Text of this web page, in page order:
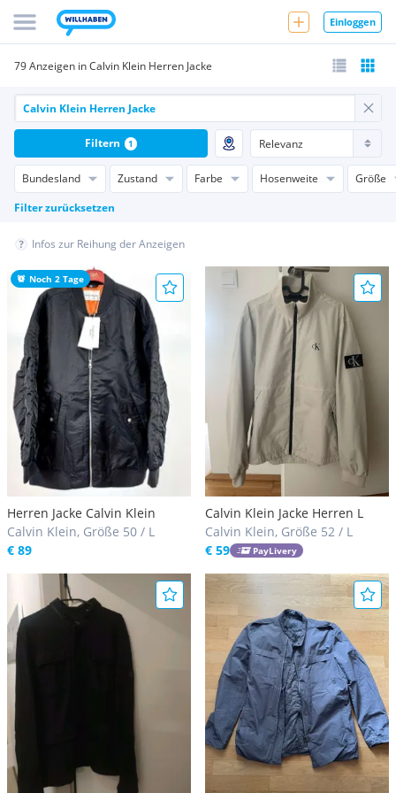
Einloggen
79 Anzeigen in Calvin Klein Herren Jacke
Bundesland Zustand Farbe Hosenweite
Größe
Filter zurücksetzen
Filtern 1
Infos zur Reihung der Anzeigen
Noch 2 Tage
Herren Jacke Calvin Klein
Calvin Klein, Größe 50 / L
€ 89
Calvin Klein Jacke Herren L
Calvin Klein, Größe 52 / L
€ 59
PayLivery